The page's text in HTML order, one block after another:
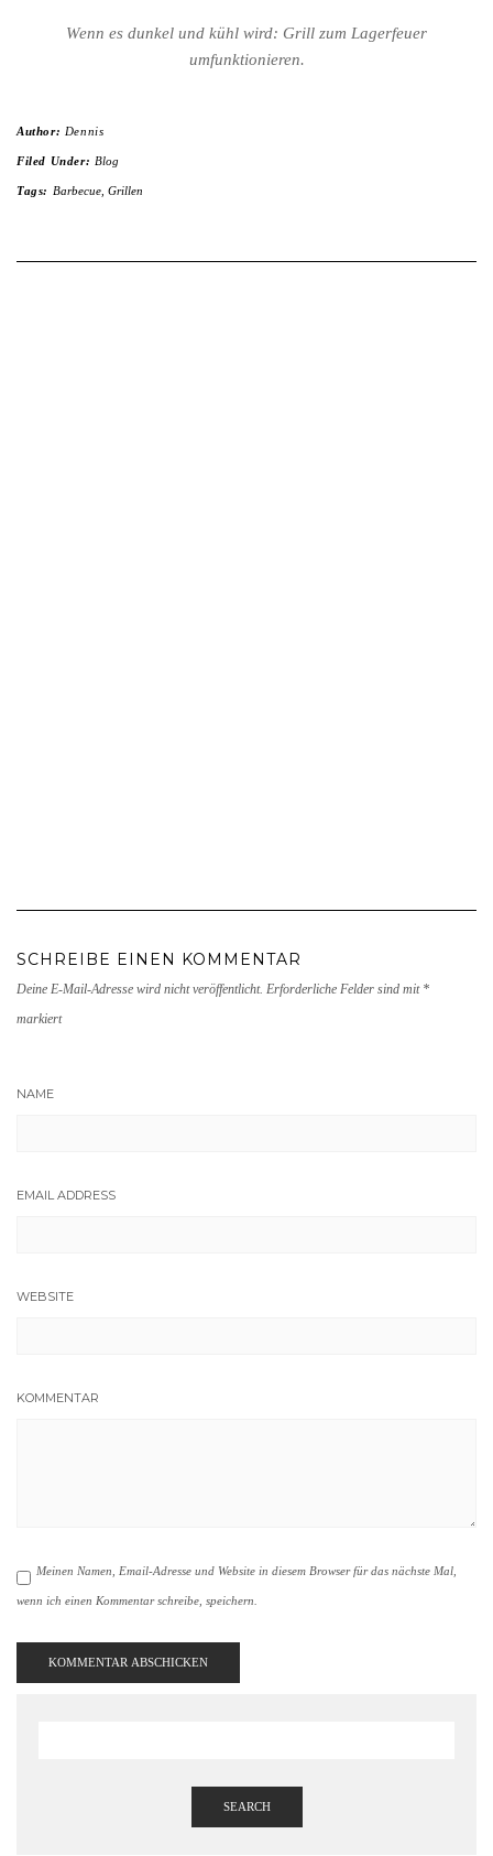
Wenn es dunkel und kühl wird: Grill zum Lagerfeuer
umfunktionieren.
Author: Dennis
Filed Under: Blog
Tags: Barbecue, Grillen
SCHREIBE EINEN KOMMENTAR
Deine E-Mail-Adresse wird nicht veröffentlicht. Erforderliche Felder sind mit *
markiert
NAME
EMAIL ADDRESS
WEBSITE
KOMMENTAR
Meinen Namen, Email-Adresse und Website in diesem Browser für das nächste Mal,
wenn ich einen Kommentar schreibe, speichern.
SEARCH